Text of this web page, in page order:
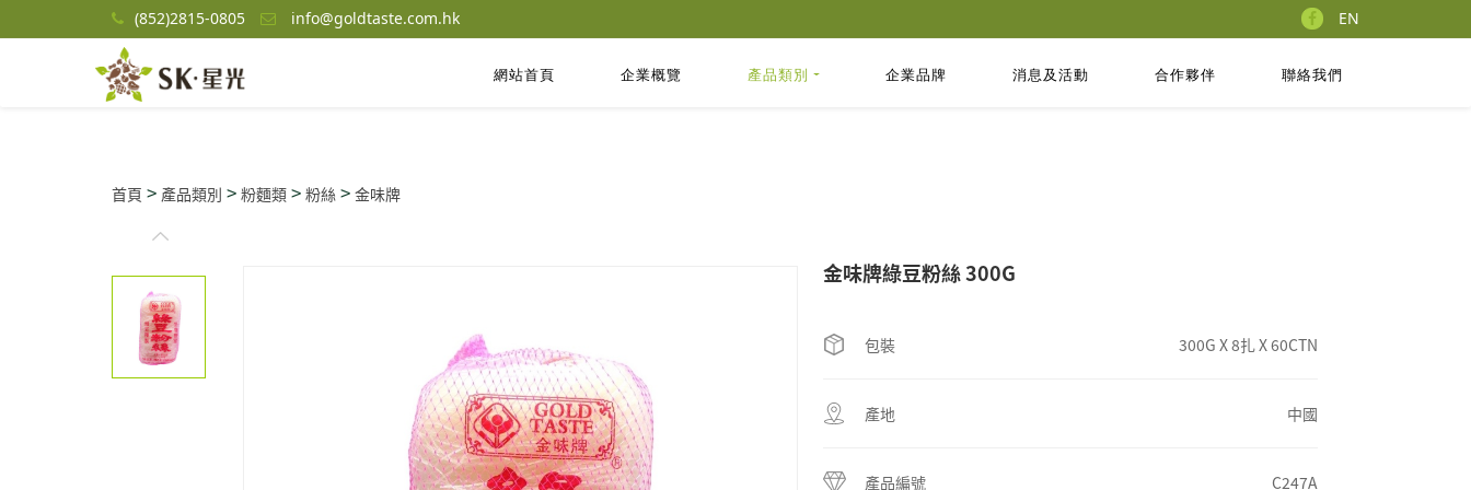
(852)2815-0805 info@goldtaste.com.hk EN
網站首頁 企業概覽 產品類別 企業品牌 消息及活動 合作夥伴 聯絡我們
首頁 > 產品類別 > 粉麵類 > 粉絲 > 金味牌
金味牌綠豆粉絲 300G
包裝 300G X 8扎 X 60CTN
產地 中國
產品編號 C247A